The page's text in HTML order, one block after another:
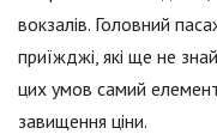
вокзалів. Головний
приїжджі, які ще не
цих умов самий
завищення ціни.